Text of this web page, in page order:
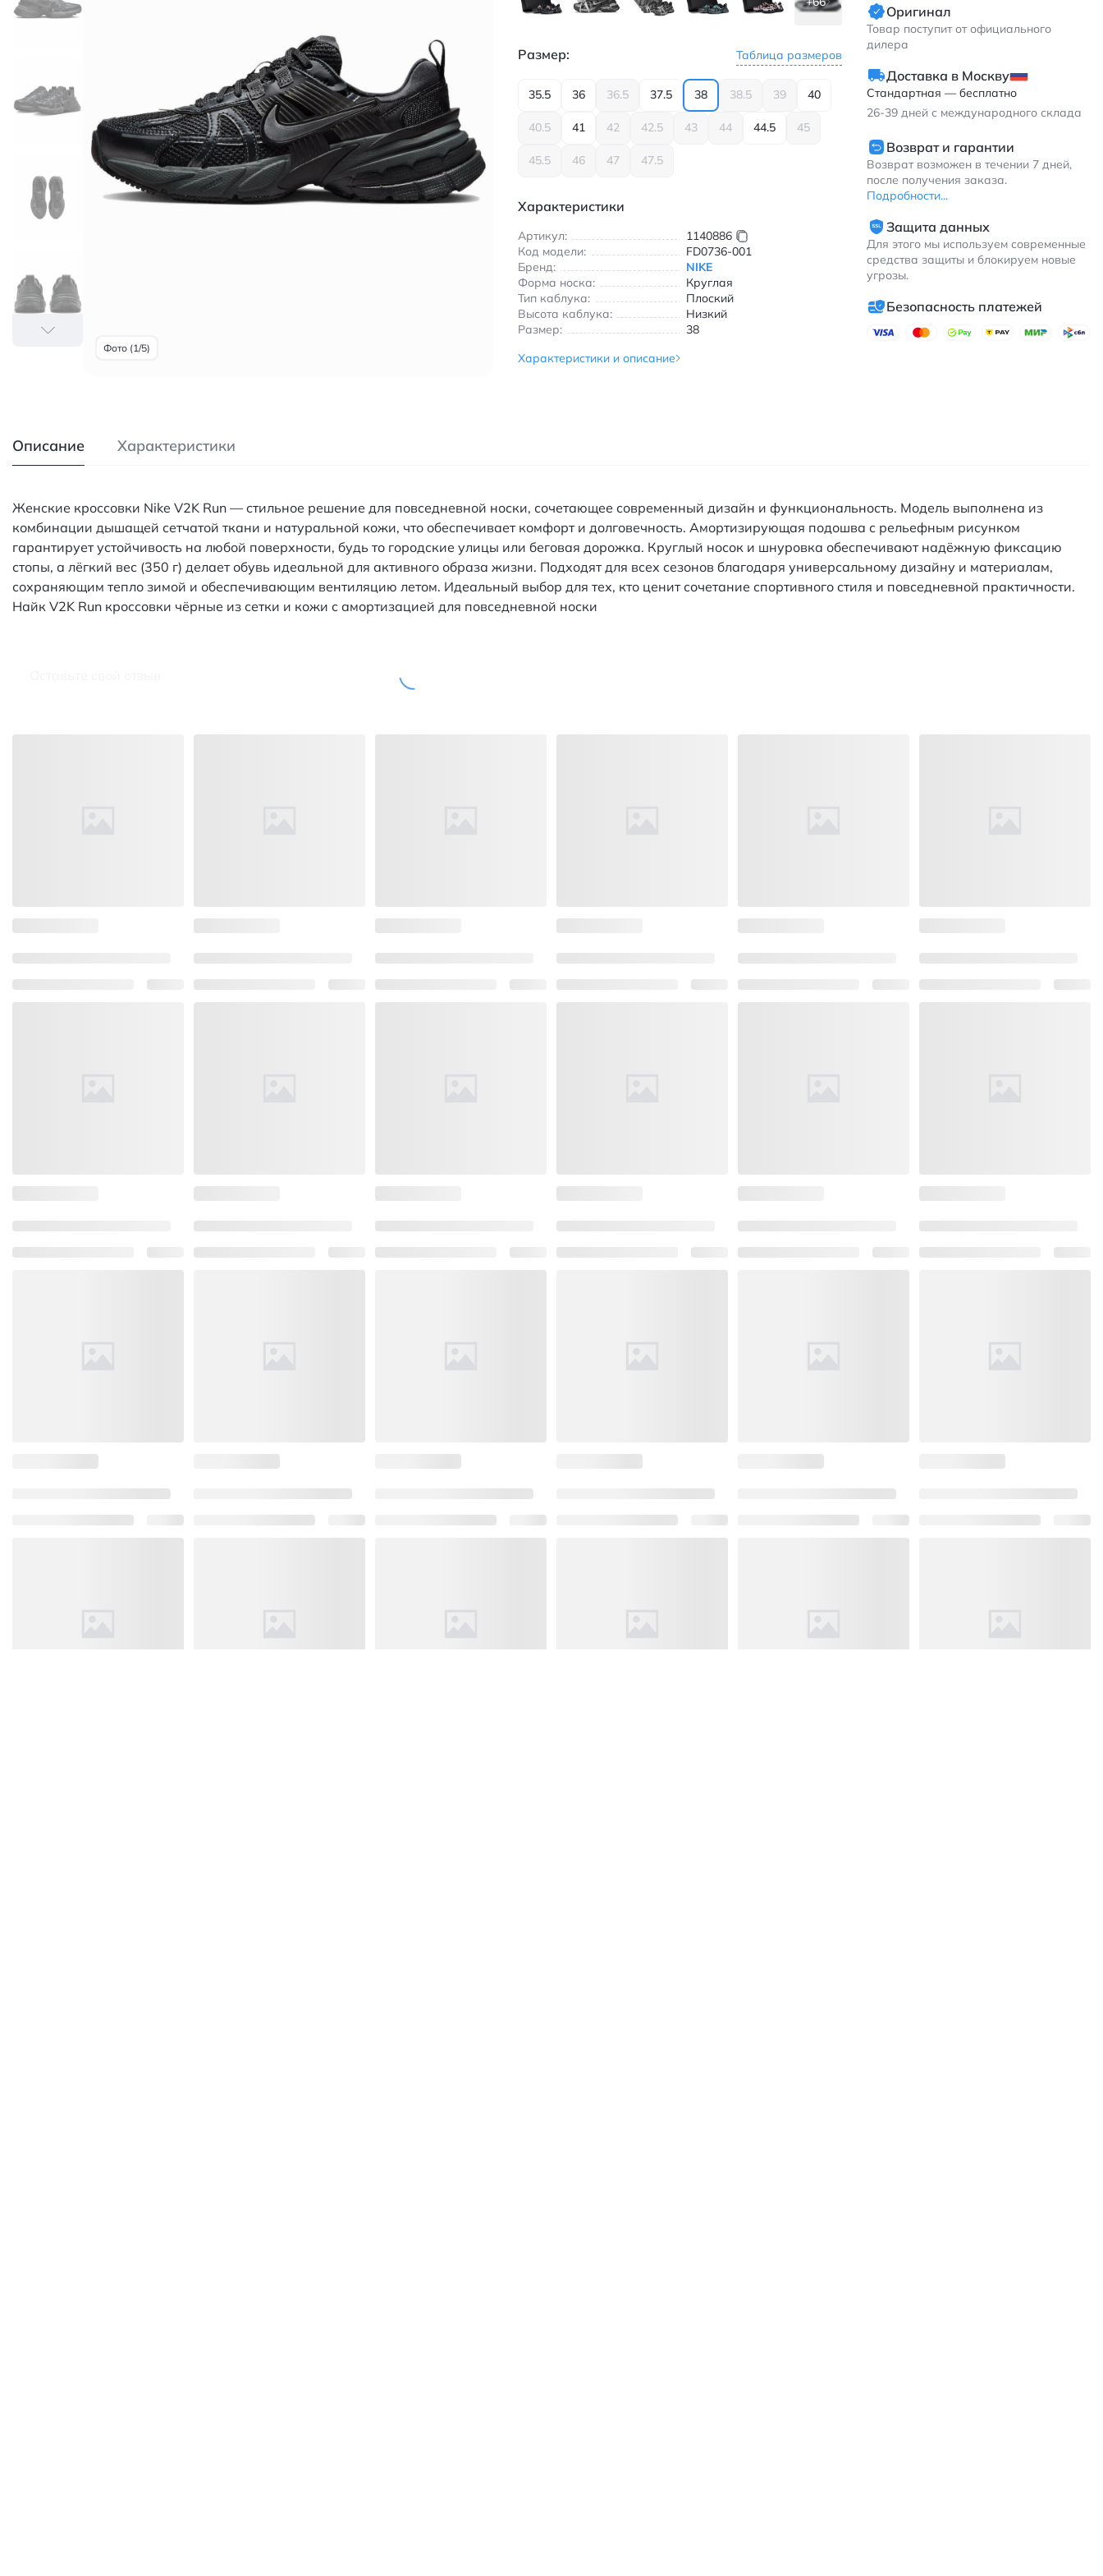
Фото (1/5)
Размер: Таблица размеров
35.5 36 36.5 37.5 38 38.5 39 40
40.5 41 42 42.5 43 44 44.5 45
45.5 46 47 47.5
Характеристики
Артикул:
1140886
Код модели:
FD0736-001
Бренд:
NIKE
Форма носка:
Круглая
Тип каблука:
Плоский
Высота каблука:
Низкий
Размер:
38
Характеристики и описание
Оригинал
Товар поступит от официального
дилера
Доставка в Москву
Стандартная — бесплатно
26-39 дней с международного склада
Возврат и гарантии
Возврат возможен в течении 7 дней,
после получения заказа.
Подробности...
Защита данных
Для этого мы используем современные
средства защиты и блокируем новые
угрозы.
Безопасность платежей
Описание Характеристики
Женские кроссовки Nike V2K Run — стильное решение для повседневной носки, сочетающее современный дизайн и функциональность. Модель выполнена из
комбинации дышащей сетчатой ткани и натуральной кожи, что обеспечивает комфорт и долговечность. Амортизирующая подошва с рельефным рисунком
гарантирует устойчивость на любой поверхности, будь то городские улицы или беговая дорожка. Круглый носок и шнуровка обеспечивают надёжную фиксацию
стопы, а лёгкий вес (350 г) делает обувь идеальной для активного образа жизни. Подходят для всех сезонов благодаря универсальному дизайну и материалам,
сохраняющим тепло зимой и обеспечивающим вентиляцию летом. Идеальный выбор для тех, кто ценит сочетание спортивного стиля и повседневной практичности.
Найк V2K Run кроссовки чёрные из сетки и кожи с амортизацией для повседневной носки